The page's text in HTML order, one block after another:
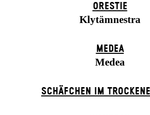
ORESTIE
Klytämnestra
MEDEA
Medea
SCHÄFCHEN IM